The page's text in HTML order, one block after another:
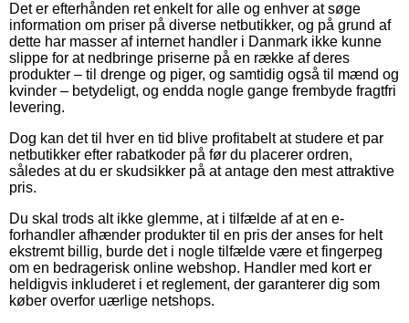
Det er efterhånden ret enkelt for alle og enhver at søge
information om priser på diverse netbutikker, og på grund af
dette har masser af internet handler i Danmark ikke kunne
slippe for at nedbringe priserne på en række af deres
produkter – til drenge og piger, og samtidig også til mænd og
kvinder – betydeligt, og endda nogle gange frembyde fragtfri
levering.
Dog kan det til hver en tid blive profitabelt at studere et par
netbutikker efter rabatkoder på før du placerer ordren,
således at du er skudsikker på at antage den mest attraktive
pris.
Du skal trods alt ikke glemme, at i tilfælde af at en e-
forhandler afhænder produkter til en pris der anses for helt
ekstremt billig, burde det i nogle tilfælde være et fingerpeg
om en bedragerisk online webshop. Handler med kort er
heldigvis inkluderet i et reglement, der garanterer dig som
køber overfor uærlige netshops.